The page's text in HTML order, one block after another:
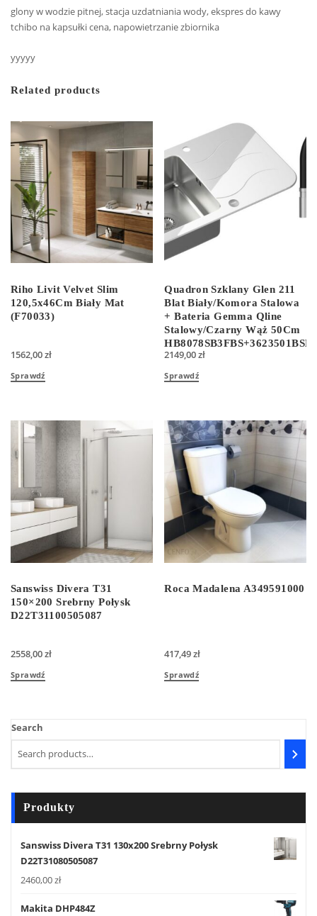
glony w wodzie pitnej, stacja uzdatniania wody, ekspres do kawy
tchibo na kapsułki cena, napowietrzanie zbiornika
yyyyy
Related products
Riho Livit Velvet Slim
120,5x46Cm Biały Mat
(F70033)
1562,00zł
Sprawdź
Quadron Szklany Glen 211
Blat Biały/Komora Stalowa
+ Bateria Gemma Qline
Stalowy/Czarny Wąż 50Cm
2149,00zł
Sprawdź
Sanswiss Divera T31
150×200 Srebrny Połysk
D22T31100505087
2558,00zł
Sprawdź
Roca Madalena A349591000
417,49zł
Sprawdź
Search
Produkty
Sanswiss Divera T31 130x200 Srebrny Połysk
D22T31080505087
2460,00zł
Makita DHP484Z